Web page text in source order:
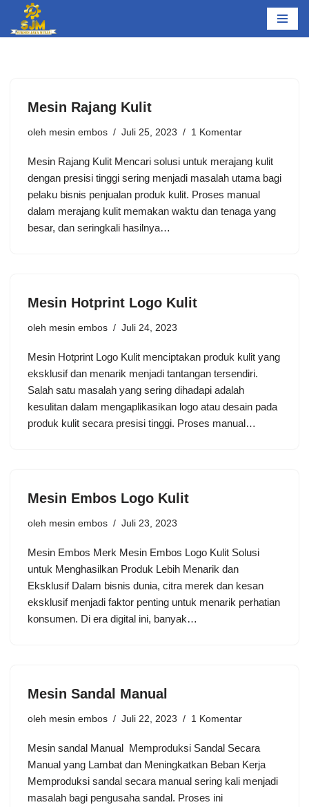
Lompat
Mesin Rajang Kulit
oleh mesin embos Juli 25, 2023 1 Komentar
Mesin Rajang Kulit Mencari solusi untuk merajang kulit
dengan presisi tinggi sering menjadi masalah utama bagi
pelaku bisnis penjualan produk kulit. Proses manual
dalam merajang kulit memakan waktu dan tenaga yang
besar, dan seringkali hasilnya…
Mesin Hotprint Logo Kulit
oleh mesin embos Juli 24, 2023
Mesin Hotprint Logo Kulit menciptakan produk kulit yang
eksklusif dan menarik menjadi tantangan tersendiri.
Salah satu masalah yang sering dihadapi adalah
kesulitan dalam mengaplikasikan logo atau desain pada
produk kulit secara presisi tinggi. Proses manual…
Mesin Embos Logo Kulit
oleh mesin embos Juli 23, 2023
Mesin Embos Merk Mesin Embos Logo Kulit Solusi
untuk Menghasilkan Produk Lebih Menarik dan
Eksklusif Dalam bisnis dunia, citra merek dan kesan
eksklusif menjadi faktor penting untuk menarik perhatian
konsumen. Di era digital ini, banyak…
Mesin Sandal Manual
oleh mesin embos Juli 22, 2023 1 Komentar
Mesin sandal Manual Memproduksi Sandal Secara
Manual yang Lambat dan Meningkatkan Beban Kerja
Memproduksi sandal secara manual sering kali menjadi
masalah bagi pengusaha sandal. Proses ini